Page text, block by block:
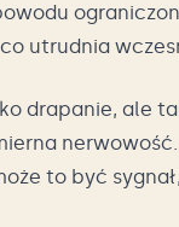
utrudnia
drapanie, ale
nerwowość.
to być